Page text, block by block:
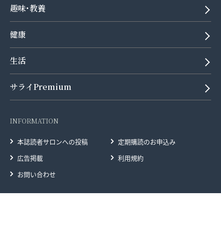
趣味･教養
健康
生活
サライPremium
INFORMATION
本誌読者サロンへの投稿
定期購読のお申込み
広告掲載
利用規約
お問い合わせ